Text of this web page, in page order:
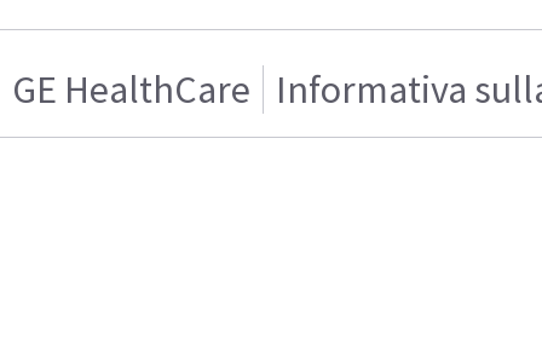
GE HealthCare Informativa